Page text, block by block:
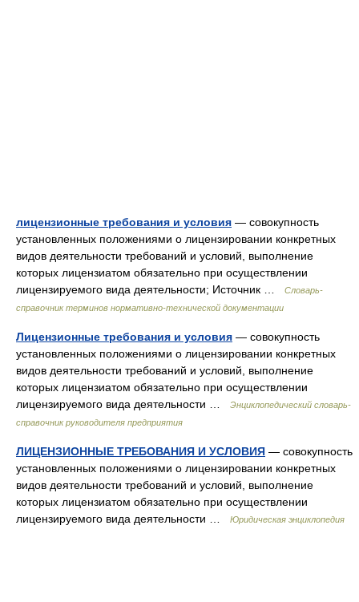
лицензионные требования и условия — совокупность
установленных положениями о лицензировании конкретных
видов деятельности требований и условий, выполнение
которых лицензиатом обязательно при осуществлении
лицензируемого вида деятельности; Источник …
Словарь-
справочник терминов нормативно-технической документации
Лицензионные требования и условия — совокупность
установленных положениями о лицензировании конкретных
видов деятельности требований и условий, выполнение
которых лицензиатом обязательно при осуществлении
лицензируемого вида деятельности …
Энциклопедический словарь-
справочник руководителя предприятия
ЛИЦЕНЗИОННЫЕ ТРЕБОВАНИЯ И УСЛОВИЯ — совокупность
установленных положениями о лицензировании конкретных
видов деятельности требований и условий, выполнение
которых лицензиатом обязательно при осуществлении
лицензируемого вида деятельности …
Юридическая энциклопедия